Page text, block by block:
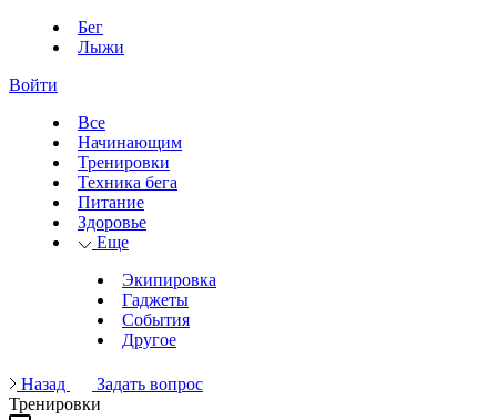
Бег
Лыжи
Войти
Все
Начинающим
Тренировки
Техника бега
Питание
Здоровье
Еще
Экипировка
Гаджеты
События
Другое
Назад
Задать вопрос
Тренировки